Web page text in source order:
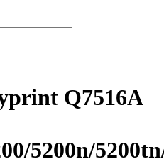
Q7516A
5200n/